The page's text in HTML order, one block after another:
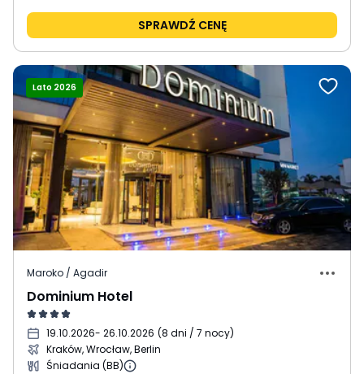
SPRAWDŹ CENĘ
Lato 2026
Maroko / Agadir
Dominium Hotel
19.10.2026- 26.10.2026 (8 dni / 7 nocy)
Kraków, Wrocław, Berlin
Śniadania (BB)